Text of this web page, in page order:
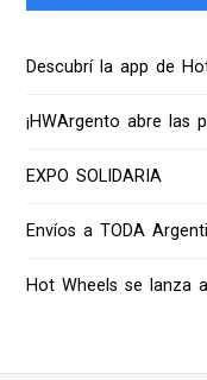
Descubrí la app de
¡HWArgento abre las
EXPO SOLIDARIA
Envíos a TODA
Hot Wheels se lanza